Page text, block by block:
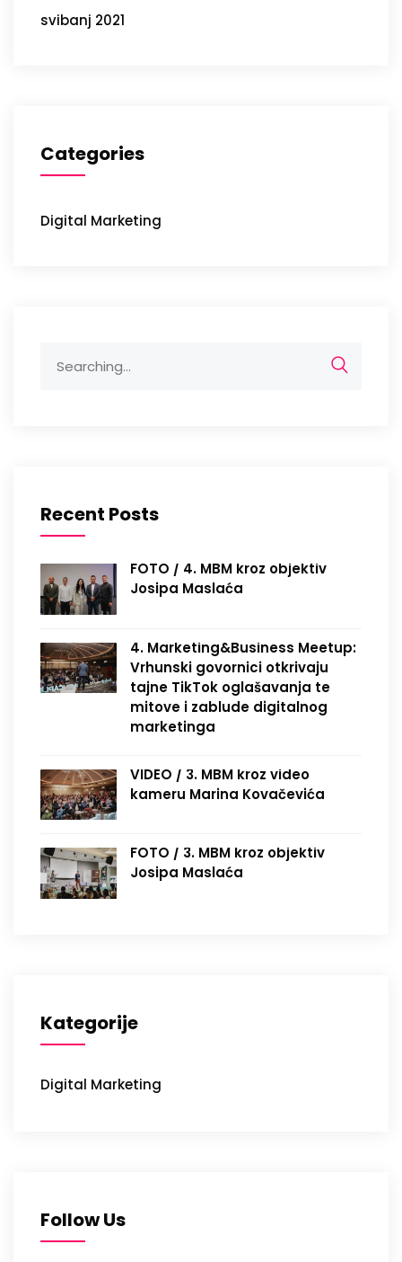
svibanj 2021
Categories
Digital Marketing
for:
Recent Posts
FOTO / 4. MBM kroz objektiv
Josipa Maslaća
4. Marketing&Business Meetup:
Vrhunski govornici otkrivaju
tajne TikTok oglašavanja te
mitove i zablude digitalnog
marketinga
VIDEO / 3. MBM kroz video
kameru Marina Kovačevića
FOTO / 3. MBM kroz objektiv
Josipa Maslaća
Kategorije
Digital Marketing
Follow Us